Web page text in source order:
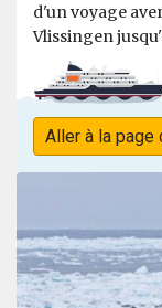
d'un voyage
Vlissingen
Aller à la page